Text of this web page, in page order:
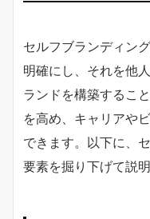
セルフブランディン
明確にし、それを他
ランドを構築するこ
を高め、キャリアや
できます。以下に、
要素を掘り下げて説明